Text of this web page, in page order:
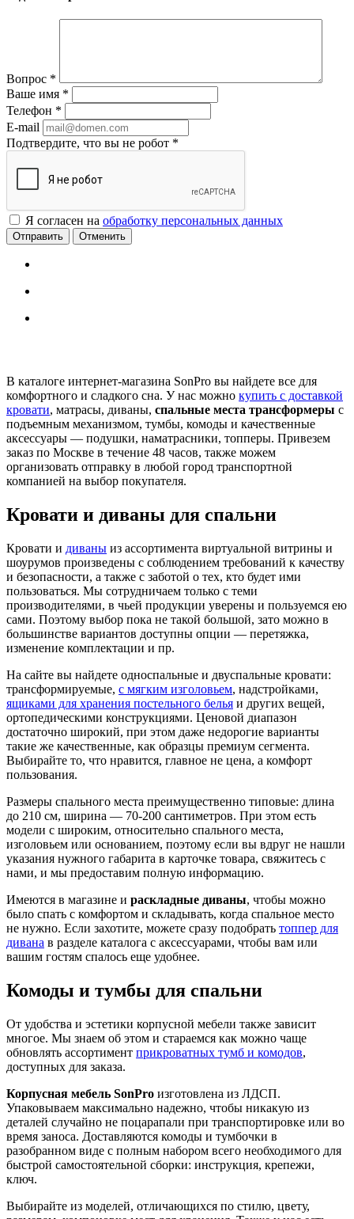
Вопрос *
Ваше имя *
Телефон *
E-mail
Подтвердите, что вы не робот *
Я согласен на обработку персональных данных
Отменить
В каталоге интернет-магазина SonPro вы найдете все для
комфортного и сладкого сна. У нас можно купить с доставкой
кровати, матрасы, диваны, спальные места трансформеры с
подъемным механизмом, тумбы, комоды и качественные
аксессуары — подушки, наматрасники, топперы. Привезем
заказ по Москве в течение 48 часов, также можем
организовать отправку в любой город транспортной
компанией на выбор покупателя.
Кровати и диваны для спальни
Кровати и диваны из ассортимента виртуальной витрины и
шоурумов произведены с соблюдением требований к качеству
и безопасности, а также с заботой о тех, кто будет ими
пользоваться. Мы сотрудничаем только с теми
производителями, в чьей продукции уверены и пользуемся ею
сами. Поэтому выбор пока не такой большой, зато можно в
большинстве вариантов доступны опции — перетяжка,
изменение комплектации и пр.
На сайте вы найдете односпальные и двуспальные кровати:
трансформируемые, с мягким изголовьем, надстройками,
ящиками для хранения постельного белья и других вещей,
ортопедическими конструкциями. Ценовой диапазон
достаточно широкий, при этом даже недорогие варианты
такие же качественные, как образцы премиум сегмента.
Выбирайте то, что нравится, главное не цена, а комфорт
пользования.
Размеры спального места преимущественно типовые: длина
до 210 см, ширина — 70-200 сантиметров. При этом есть
модели с широким, относительно спального места,
изголовьем или основанием, поэтому если вы вдруг не нашли
указания нужного габарита в карточке товара, свяжитесь с
нами, и мы предоставим полную информацию.
Имеются в магазине и раскладные диваны, чтобы можно
было спать с комфортом и складывать, когда спальное место
не нужно. Если захотите, можете сразу подобрать топпер для
дивана в разделе каталога с аксессуарами, чтобы вам или
вашим гостям спалось еще удобнее.
Комоды и тумбы для спальни
От удобства и эстетики корпусной мебели также зависит
многое. Мы знаем об этом и стараемся как можно чаще
обновлять ассортимент прикроватных тумб и комодов,
доступных для заказа.
Корпусная мебель SonPro изготовлена из ЛДСП.
Упаковываем максимально надежно, чтобы никакую из
деталей случайно не поцарапали при транспортировке или во
время заноса. Доставляются комоды и тумбочки в
разобранном виде с полным набором всего необходимого для
быстрой самостоятельной сборки: инструкция, крепежи,
ключ.
Выбирайте из моделей, отличающихся по стилю, цвету,